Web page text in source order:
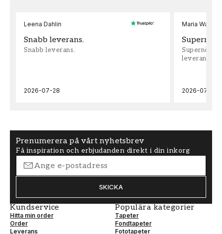
Leena Dahlin
Snabb leverans.
Snabb leverans.
2026-07-28
Maria
leveran,
2026-07-22
Prenumerera på vårt nyhetsbrev
Få inspiration och erbjudanden direkt i din inkorg
SKICKA
Kundservice
Hitta min order
Order
Leverans
Populära kategorier
Tapeter
Fondtapeter
Fototapeter